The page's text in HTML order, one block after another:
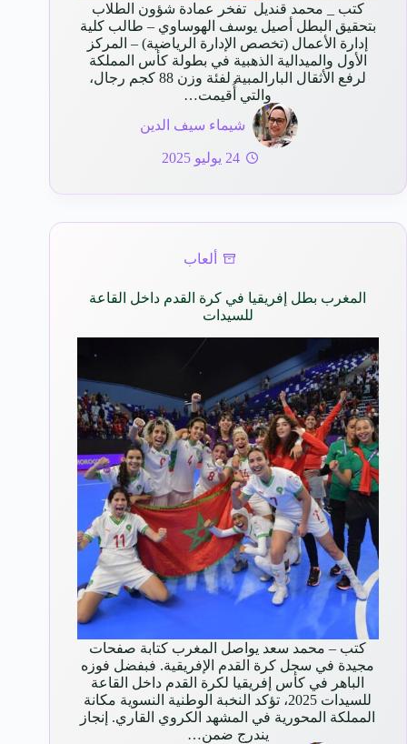
كتب _ محمد قنديل تفخر عمادة شؤون الطلاب
بتحقيق البطل أصيل يوسف الهوساوي – طالب كلية
إدارة الأعمال (تخصص الإدارة الرياضية) – المركز
الأول والميدالية الذهبية في بطولة كأس المملكة
لرفع الأثقال البارالمبية لفئة وزن 88 كجم رجال،
والتي أُقيمت…
شيماء سيف الدين
24 يوليو 2025
ألعاب
المغرب بطل إفريقيا في كرة القدم داخل القاعة
للسيدات
كتب – محمد سعد يواصل المغرب كتابة صفحات
مجيدة في سجل كرة القدم الإفريقية. فبفضل فوزه
الباهر في كأس إفريقيا لكرة القدم داخل القاعة
للسيدات 2025، تؤكد النخبة الوطنية النسوية مكانة
المملكة المحورية في المشهد الكروي القاري. إنجاز
يندرج ضمن…